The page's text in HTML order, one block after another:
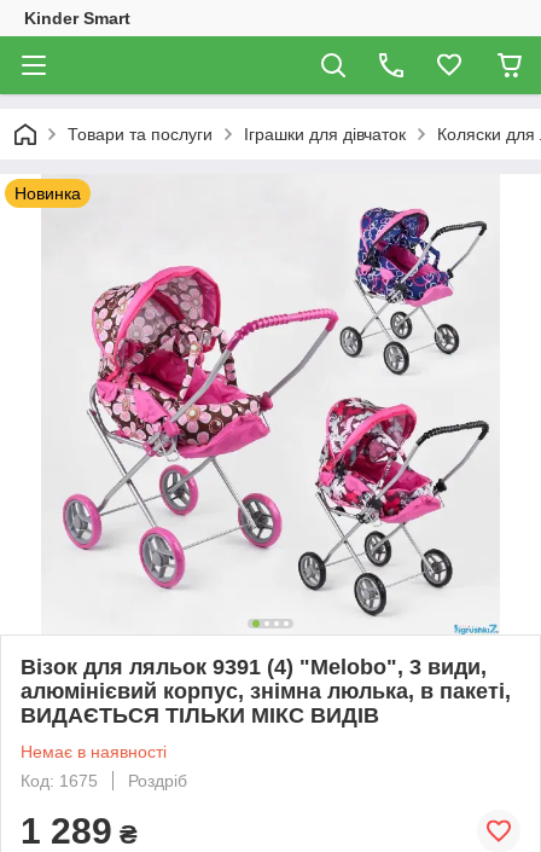
Kinder Smart
Товари та послуги Іграшки для дівчаток Коляски для
Новинка
Візок для ляльок 9391 (4) "Melobo", 3 види,
алюмінієвий корпус, знімна люлька, в пакеті,
ВИДАЄТЬСЯ ТІЛЬКИ МІКС ВИДІВ
Немає в наявності
Код: 1675
Роздріб
1 289 ₴